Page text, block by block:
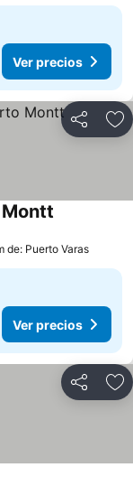
Ver precios
Compartir
precios
de: Puerto Varas
Ver precios
Compartir